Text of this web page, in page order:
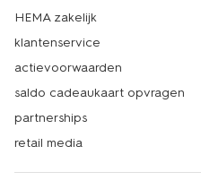
HEMA zakelijk
klantenservice
actievoorwaarden
saldo cadeaukaart opvragen
partnerships
retail media